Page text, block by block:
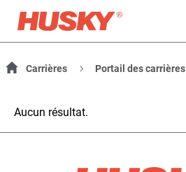
Carrières Portail des carrières
Aucun résultat.